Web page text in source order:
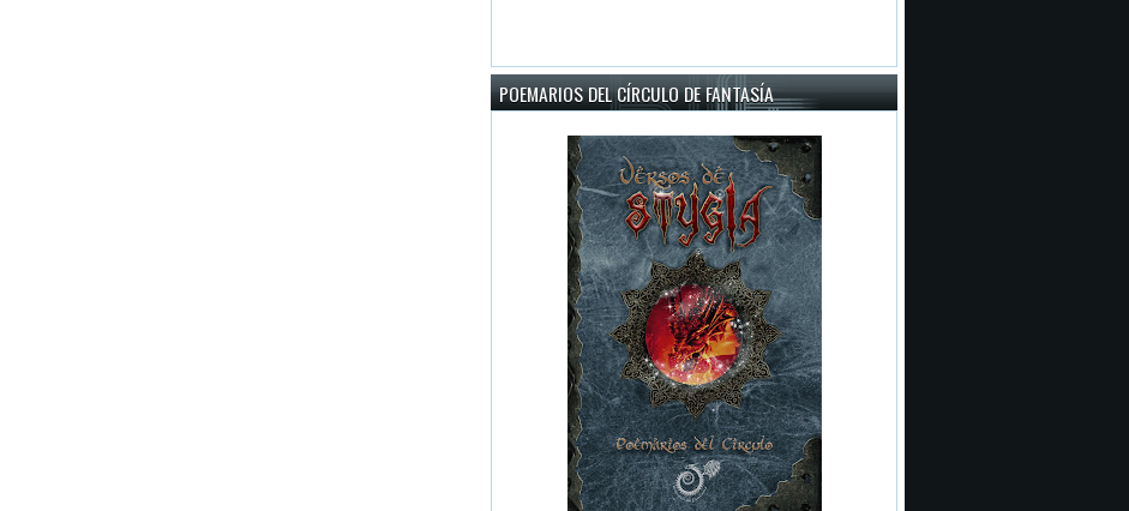
POEMARIOS DEL CÍRCULO DE FANTASÍA